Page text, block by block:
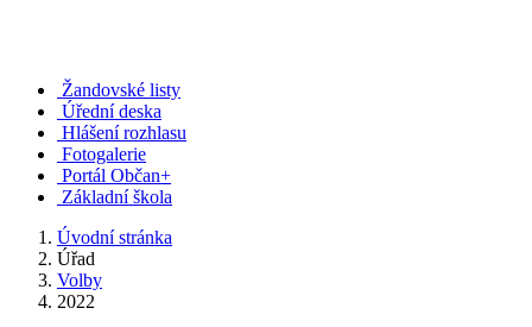
Žandovské listy
Úřední deska
Hlášení rozhlasu
Fotogalerie
Portál Občan+
Základní škola
Úvodní stránka
Úřad
Volby
2022